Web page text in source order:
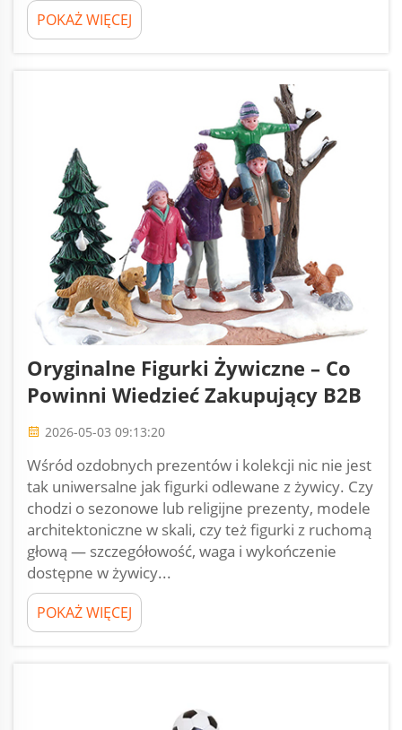
POKAŻ WIĘCEJ
Oryginalne Figurki Żywiczne – Co
Powinni Wiedzieć Zakupujący B2B
2026-05-03 09:13:20
Wśród ozdobnych prezentów i kolekcji nic nie jest
tak uniwersalne jak figurki odlewane z żywicy. Czy
chodzi o sezonowe lub religijne prezenty, modele
architektoniczne w skali, czy też figurki z ruchomą
głową — szczegółowość, waga i wykończenie
dostępne w żywicy...
POKAŻ WIĘCEJ